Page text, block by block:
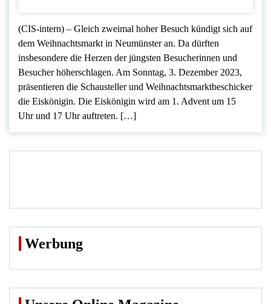
(CIS-intern) – Gleich zweimal hoher Besuch kündigt sich auf
dem Weihnachtsmarkt in Neumünster an. Da dürften
insbesondere die Herzen der jüngsten Besucherinnen und
Besucher höherschlagen. Am Sonntag, 3. Dezember 2023,
präsentieren die Schausteller und Weihnachtsmarktbeschicker
die Eiskönigin. Die Eiskönigin wird am 1. Advent um 15
Uhr und 17 Uhr auftreten. […]
Werbung